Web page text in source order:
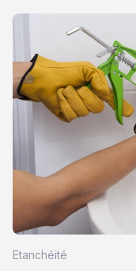
Etanchéité